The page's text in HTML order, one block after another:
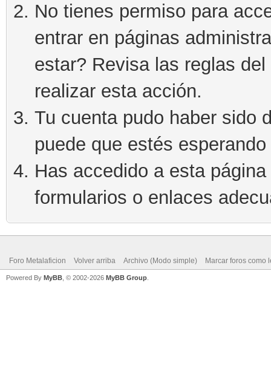
No tienes permiso para
entrar en páginas
estar? Revisa las reglas
realizar esta acción.
Tu cuenta pudo haber sido
puede que estés
Has accedido a esta
formularios o enlaces
Foro Metalaficion Volver arriba Archivo (Modo simple) Marcar foros como
Powered By MyBB , © 2002-2026 MyBB Group